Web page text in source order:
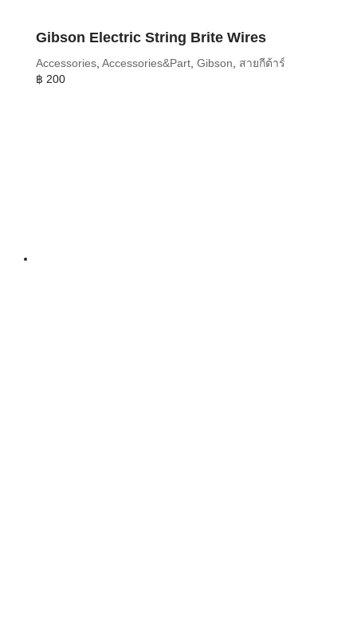
Gibson Electric String Brite Wires
Accessories, Accessories&Part, Gibson, สายกีต้าร์
฿ 200